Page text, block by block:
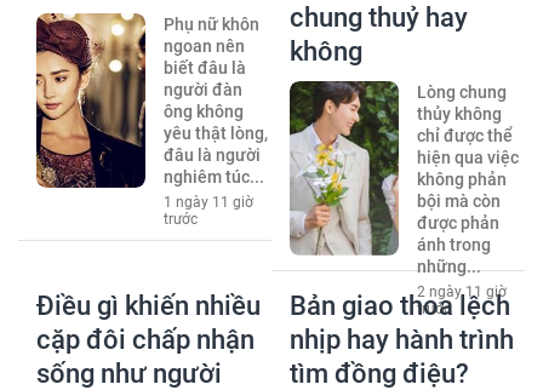
Phụ nữ khôn
ngoan nên
biết đâu là
người đàn
ông không
yêu thật lòng,
đâu là người
nghiêm túc...
1 ngày 11 giờ
trước
chung thuỷ hay
không
Lòng chung
thủy không
chỉ được thể
hiện qua việc
không phản
bội mà còn
được phản
ánh trong
những...
2 ngày 11 giờ
trước
Điều gì khiến nhiều
cặp đôi chấp nhận
sống như người
Bản giao thoa lệch
nhịp hay hành trình
tìm đồng điệu?